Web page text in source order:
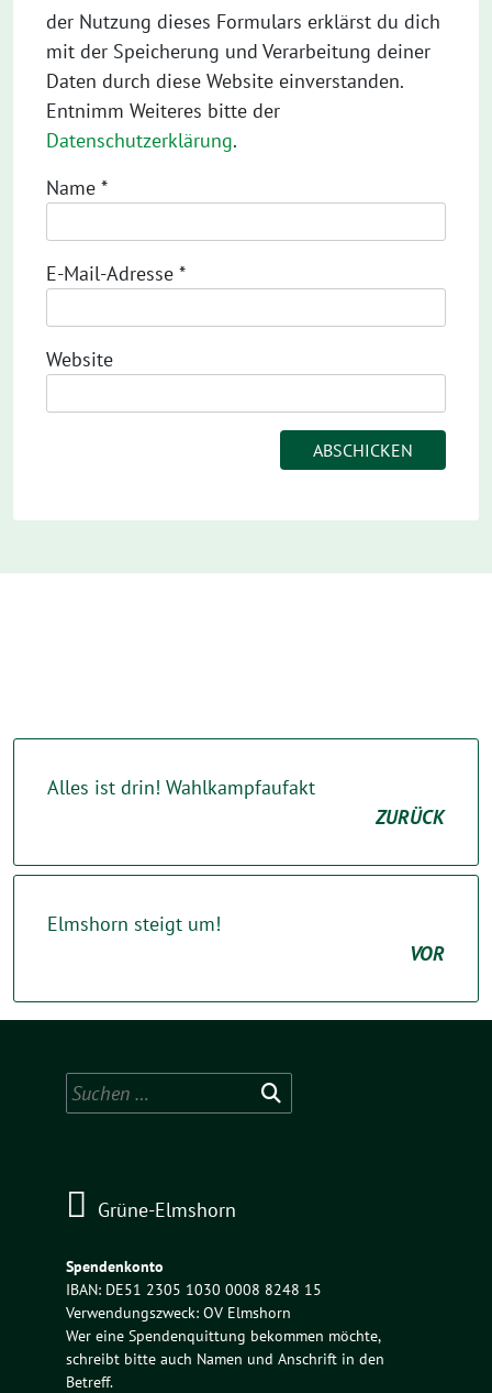
der Nutzung dieses Formulars erklärst du dich
mit der Speicherung und Verarbeitung deiner
Daten durch diese Website einverstanden.
Entnimm Weiteres bitte der
Datenschutzerklärung.
Name *
E-Mail-Adresse *
Website
Alles ist drin! Wahlkampfaufakt
ZURÜCK
Elmshorn steigt um!
VOR
Suchen
nach:
Grüne-Elmshorn
Spendenkonto
IBAN: DE51 2305 1030 0008 8248 15
Verwendungszweck: OV Elmshorn
Wer eine Spendenquittung bekommen möchte,
schreibt bitte auch Namen und Anschrift in den
Betreff.